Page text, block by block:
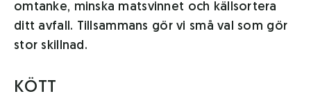
omtanke, minska matsvinnet och källsortera
ditt avfall. Tillsammans gör vi små val som gör
stor skillnad.
KÖTT